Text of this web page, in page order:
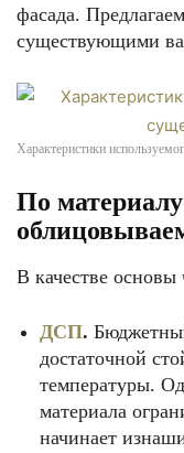
фасада.
существующими
Характеристики
По
В качестве основы
ДСП.
достаточной
температуры.
материала
начинает